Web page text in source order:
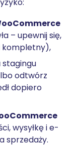
– upewnij się,
kompletny),
stagingu
odtwórz
dopiero
wysyłkę i e-
sprzedaży.